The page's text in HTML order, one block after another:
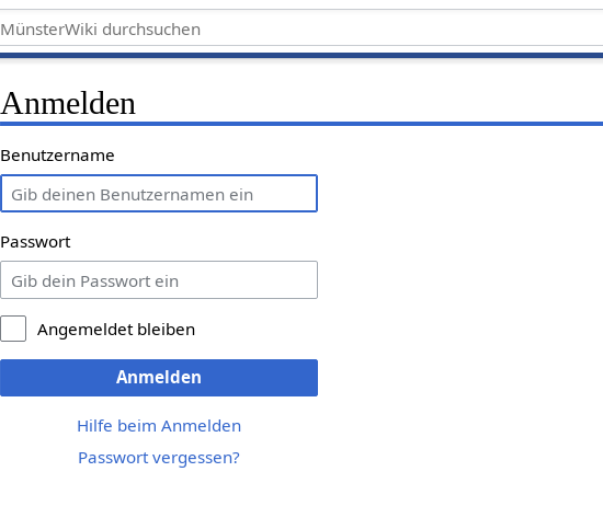
Anmelden
Benutzername
Passwort
Angemeldet bleiben
Anmelden
Hilfe beim Anmelden
Passwort vergessen?